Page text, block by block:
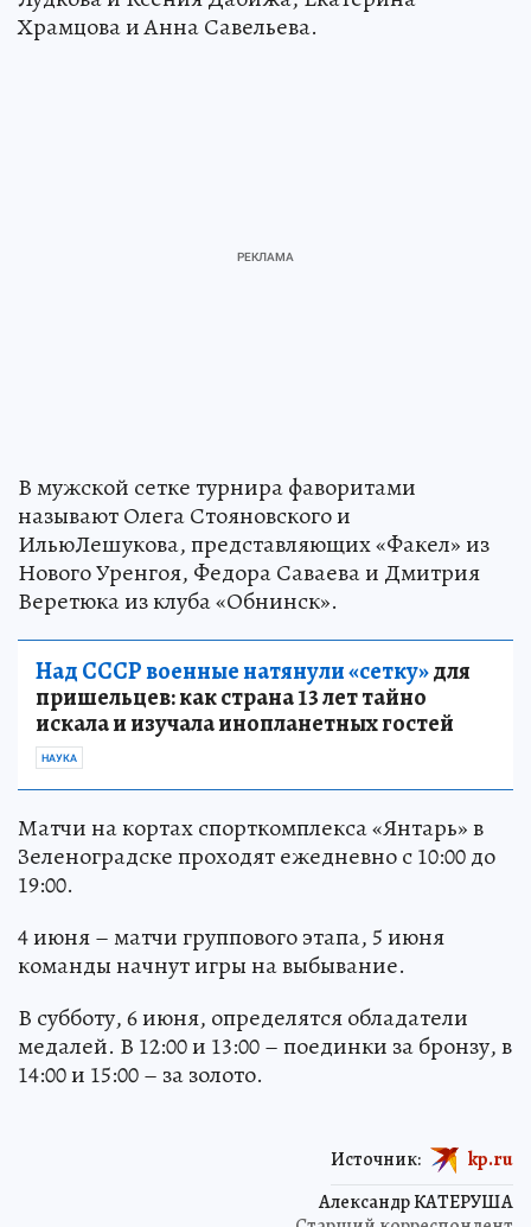
Храмцова и Анна Савельева.
В мужской сетке турнира фаворитами
называют Олега Стояновского и
ИльюЛешукова, представляющих «Факел» из
Нового Уренгоя, Федора Саваева и Дмитрия
Веретюка из клуба «Обнинск».
Над СССР военные натянули «сетку»для
пришельцев: как страна 13 лет тайно
искала и изучала инопланетных гостей
НАУКА
Матчи на кортах спорткомплекса «Янтарь» в
Зеленоградске проходят ежедневно с 10:00 до
19:00.
4 июня – матчи группового этапа, 5 июня
команды начнут игры на выбывание.
В субботу, 6 июня, определятся обладатели
медалей. В 12:00 и 13:00 – поединки за бронзу, в
14:00 и 15:00 – за золото.
Александр КАТЕРУША
Источник: kp.ru